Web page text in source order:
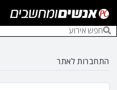
התחברות לאתר